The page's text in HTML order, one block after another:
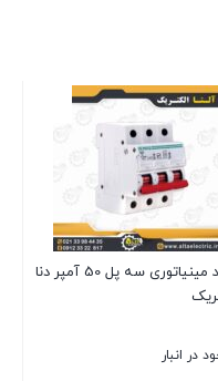
الکتریک
موجود در انبار
تماس بگیرید
بستن